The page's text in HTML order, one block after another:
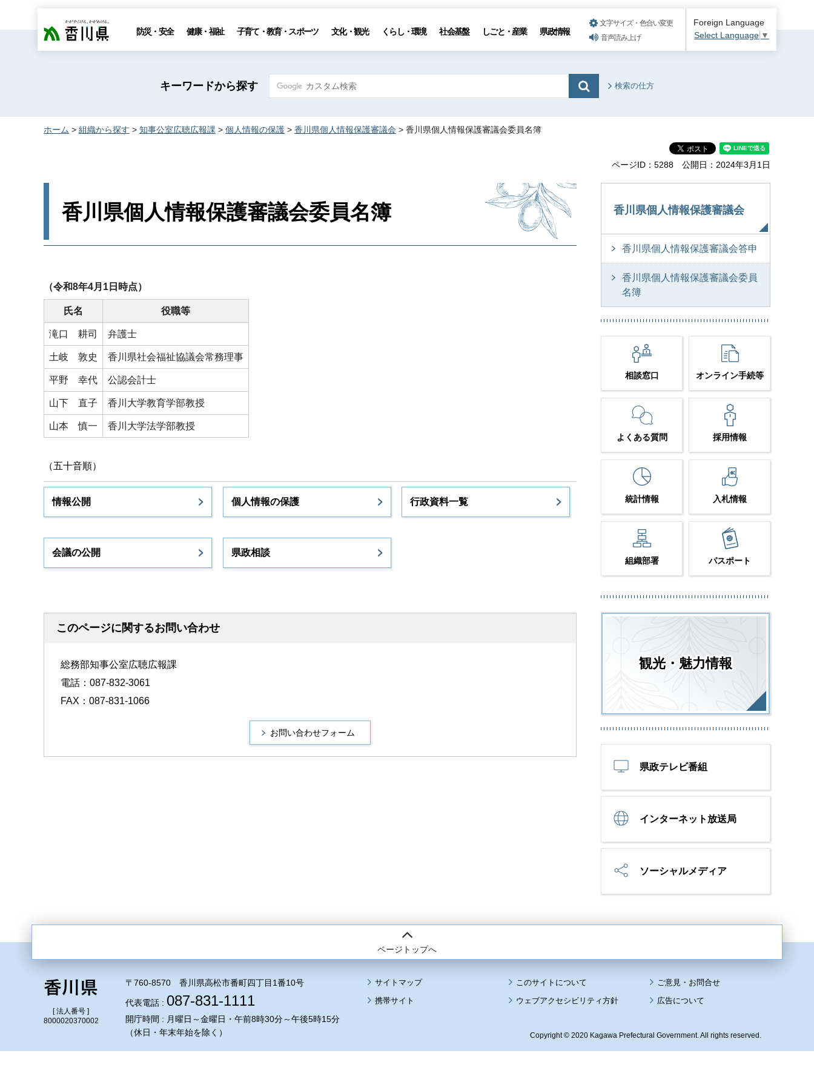
香川県 防災・安全 健康・福祉 子育て・教育・スポーツ 文化・観光 くらし・環境 社会基盤 しごと・産業 県政情報
文字サイズ・色合い変更
音声読み上げ
Foreign Language
Select Language ▼
キーワードから探す 検索の仕方
ホーム > 組織から探す > 知事公室広聴広報課 > 個人情報の保護 > 香川県個人情報保護審議会 > 香川県個人情報保護審議会委員名簿
ページID：5288 公開日：2024年3月1日
香川県個人情報保護審議会委員名簿
（令和8年4月1日時点）
氏名 役職等
滝口 耕司 弁護士
土岐 敦史 香川県社会福祉協議会常務理事
平野 幸代 公認会計士
山下 直子 香川大学教育学部教授
山本 慎一 香川大学法学部教授
（五十音順）
情報公開
会議の公開
個人情報の保護
県政相談
行政資料一覧
このページに関するお問い合わせ
総務部知事公室広聴広報課
電話：087-832-3061
FAX：087-831-1066
香川県個人情報保護審議会
香川県個人情報保護審議会答申
香川県個人情報保護審議会委員
名簿
相談窓口 オンライン手続等
よくある質問 採用情報
統計情報 入札情報
組織部署 パスポート
観光・魅力情報
県政テレビ番組
インターネット放送局
ソーシャルメディア
ページトップへ
[ 法人番号 ]
8000020370002
〒760-8570 香川県高松市番町四丁目1番10号
代表電話 : 087-831-1111
開庁時間 : 月曜日～金曜日・午前8時30分～午後5時15分
（休日・年末年始を除く）
サイトマップ
このサイトについて
携帯サイト
ウェブアクセシビリティ方針 広告について
Copyright © 2020 Kagawa Prefectural Government. All rights reserved.